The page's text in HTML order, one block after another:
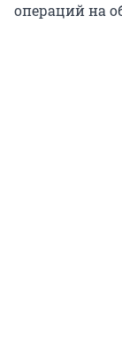
операций на